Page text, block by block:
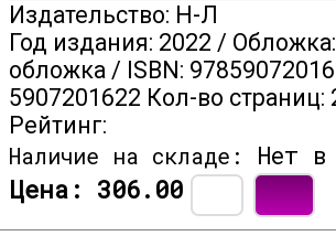
Издательство: Н-Л
Год издания: 2022 /
обложка / ISBN:
5907201622 Кол-во страниц:
Рейтинг:
Наличие на складе:
Нет
Цена: 306.00